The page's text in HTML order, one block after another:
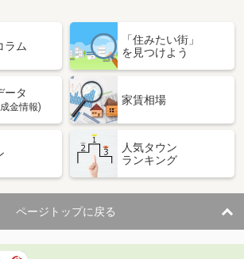
町
格
5.10万円
栃木県宇都宮市茂原町
面積 37.54m²
り
所
栃木県宇都宮市栄町
面積 51.3m²
り
1LDK
ラム
「住みたい街」
を見つけよう
ータ
金情報)
家賃相場
人気タウン
ランキング
ページトップに戻る